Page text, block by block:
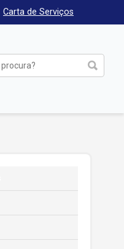
Carta de Serviços